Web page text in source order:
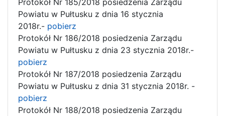
Powiatu w Pułtusku z dnia 16 stycznia
2018r.- pobierz
Protokół Nr 186/2018 posiedzenia Zarządu
Powiatu w Pułtusku z dnia 23 stycznia 2018r.-
pobierz
Protokół Nr 187/2018 posiedzenia Zarządu
Powiatu w Pułtusku z dnia 31 stycznia 2018r. -
pobierz
Protokół Nr 188/2018 posiedzenia Zarządu